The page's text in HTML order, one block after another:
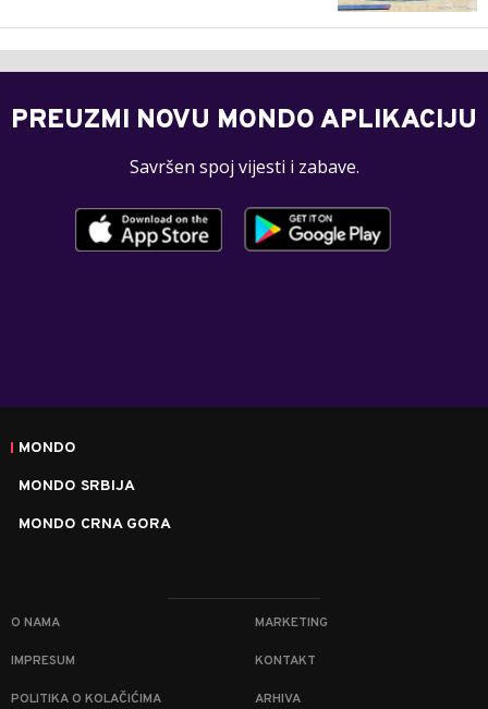
PREUZMI NOVU MONDO APLIKACIJU
Savršen spoj vijesti i zabave.
MONDO
MONDO SRBIJA
MONDO CRNA GORA
O NAMA MARKETING
IMPRESUM KONTAKT
POLITIKA O KOLAČIĆIMA ARHIVA